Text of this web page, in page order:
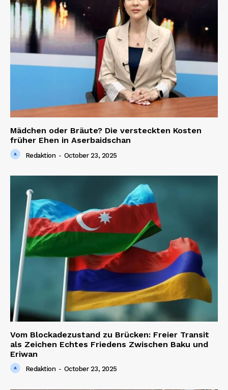
SUBSCRIBE NOW
Contact us
Mädchen oder Bräute? Die versteckten Kosten
früher Ehen in Aserbaidschan
Redaktion - October 23, 2025
Vom Blockadezustand zu Brücken: Freier Transit
als Zeichen Echtes Friedens Zwischen Baku und
Eriwan
Redaktion - October 23, 2025